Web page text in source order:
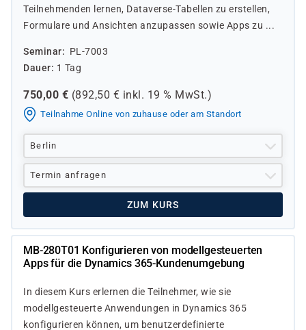
Teilnehmenden lernen, Dataverse-Tabellen zu erstellen,
Formulare und Ansichten anzupassen sowie Apps zu ...
Seminar
PL-7003
Dauer
1 Tag
750,00 € (892,50 € inkl. 19 % MwSt.)
Teilnahme Online von zuhause oder am Standort
Berlin
Termin anfragen
ZUM KURS
MB-280T01 Konfigurieren von modellgesteuerten
Apps für die Dynamics 365-Kundenumgebung
In diesem Kurs erlernen die Teilnehmer, wie sie
modellgesteuerte Anwendungen in Dynamics 365
konfigurieren können, um benutzerdefinierte